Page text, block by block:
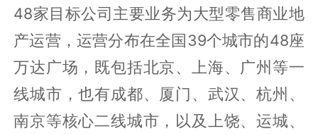
48家目标公司主要业务为大型零售商业地
产运营，运营分布在全国39个城市的48座
万达广场，既包括北京、上海、广州等一
线城市，也有成都、厦门、武汉、杭州、
南京等核心二线城市，以及上饶、运城、